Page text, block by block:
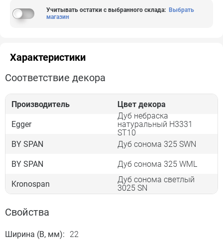
Учитывать остатки с выбранного склада: Выбрать
магазин
Характеристики
Соответствие декора
Производитель Цвет декора
Egger
Дуб небраска
натуральный H3331
ST10
BY SPAN
Дуб сонома 325 SWN
BY SPAN Дуб сонома 325 WML
Kronospan
Дуб сонома светлый
3025 SN
Свойства
Ширина (B, мм):
22